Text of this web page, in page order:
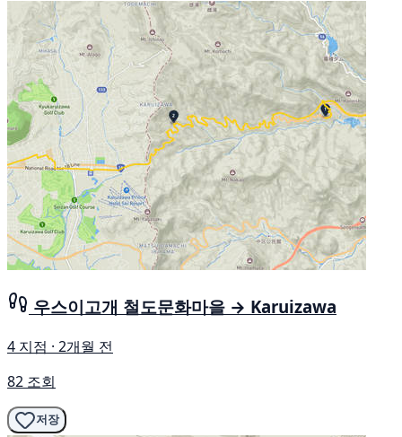
우스이고개 철도문화마을 → Karuizawa
4 지점 · 2개월 전
82 조회
저장